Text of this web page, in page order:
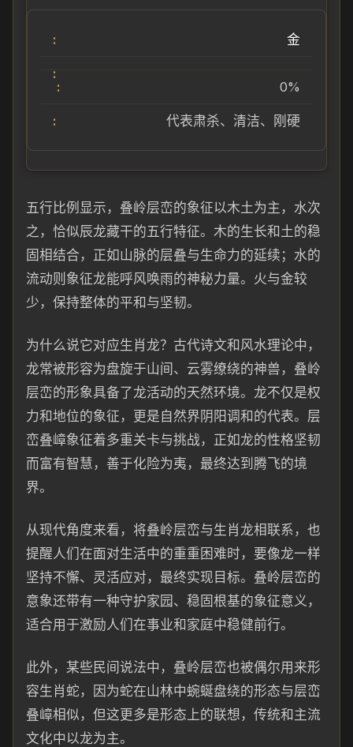
金
0%
代表肃杀、清洁、刚硬
五行比例显示，叠岭层峦的象征以木土为主，水次
之，恰似辰龙藏干的五行特征。木的生长和土的稳
固相结合，正如山脉的层叠与生命力的延续；水的
流动则象征龙能呼风唤雨的神秘力量。火与金较
少，保持整体的平和与坚韧。
为什么说它对应生肖龙？古代诗文和风水理论中，
龙常被形容为盘旋于山间、云雾缭绕的神兽，叠岭
层峦的形象具备了龙活动的天然环境。龙不仅是权
力和地位的象征，更是自然界阴阳调和的代表。层
峦叠嶂象征着多重关卡与挑战，正如龙的性格坚韧
而富有智慧，善于化险为夷，最终达到腾飞的境
界。
从现代角度来看，将叠岭层峦与生肖龙相联系，也
提醒人们在面对生活中的重重困难时，要像龙一样
坚持不懈、灵活应对，最终实现目标。叠岭层峦的
意象还带有一种守护家园、稳固根基的象征意义，
适合用于激励人们在事业和家庭中稳健前行。
此外，某些民间说法中，叠岭层峦也被偶尔用来形
容生肖蛇，因为蛇在山林中蜿蜒盘绕的形态与层峦
叠嶂相似，但这更多是形态上的联想，传统和主流
文化中以龙为主。